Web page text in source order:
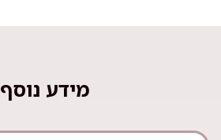
מידע נוסף